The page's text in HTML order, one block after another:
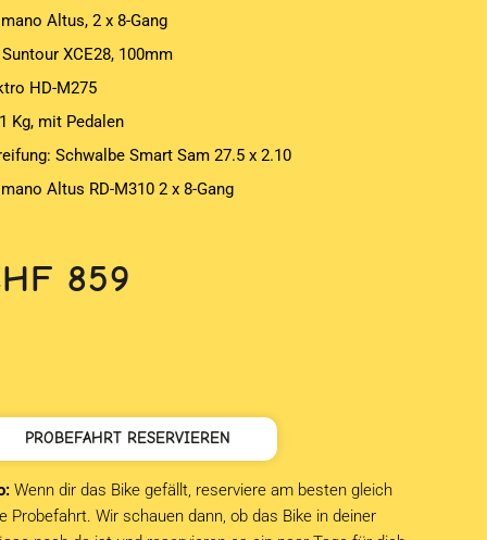
Altus, 2 x 8-Gang
Suntour XCE28, 100mm
HD-M275
Kg, mit Pedalen
Schwalbe Smart Sam 27.5 x 2.10
Altus RD-M310 2 x 8-Gang
859
PROBEFAHRT RESERVIEREN
Wenn dir das Bike gefällt, reserviere am besten gleich
Probefahrt. Wir schauen dann, ob das Bike in deiner